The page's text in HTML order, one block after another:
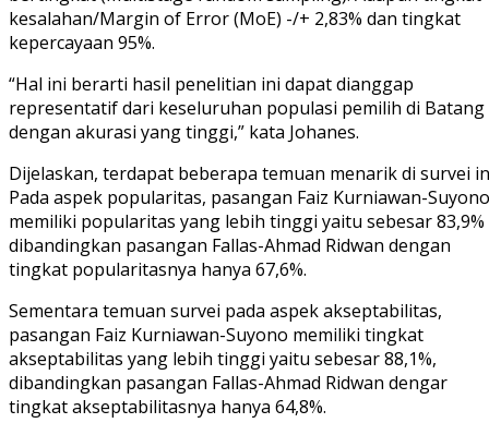
kesalahan/Margin of Error (MoE) -/+ 2,83% dan tingkat
kepercayaan 95%.
“Hal ini berarti hasil penelitian ini dapat dianggap
representatif dari keseluruhan populasi pemilih di Batang
dengan akurasi yang tinggi,” kata Johanes.
Dijelaskan, terdapat beberapa temuan menarik di survei
Pada aspek popularitas, pasangan Faiz Kurniawan-Suyono
memiliki popularitas yang lebih tinggi yaitu sebesar 83,9%
dibandingkan pasangan Fallas-Ahmad Ridwan dengan
tingkat popularitasnya hanya 67,6%.
Sementara temuan survei pada aspek akseptabilitas,
pasangan Faiz Kurniawan-Suyono memiliki tingkat
akseptabilitas yang lebih tinggi yaitu sebesar 88,1%,
dibandingkan pasangan Fallas-Ahmad Ridwan dengar
tingkat akseptabilitasnya hanya 64,8%.